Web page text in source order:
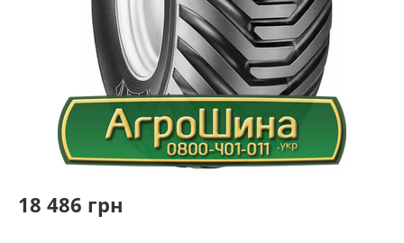
18 486 грн